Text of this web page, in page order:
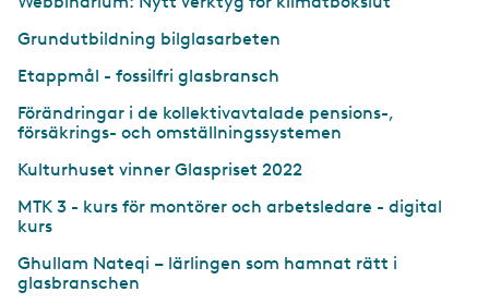
Grundutbildning bilglasarbeten
Etappmål - fossilfri glasbransch
Förändringar i de kollektiv­avtalade pensions-,
försäkrings- och omställningssystemen
Kulturhuset vinner Glaspriset 2022
MTK 3 - kurs för montörer och arbetsledare - digital
kurs
Ghullam Nateqi – lärlingen som hamnat rätt i
glasbranschen